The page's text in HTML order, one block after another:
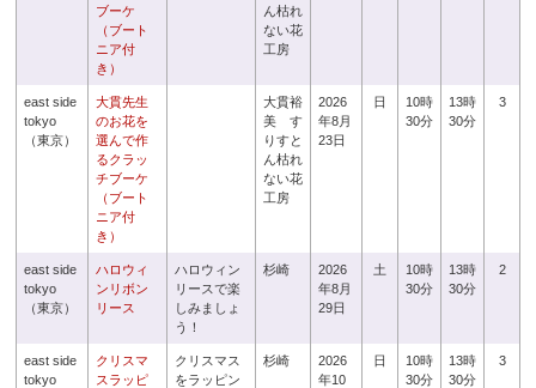
ブーケ
（ブート
ニア付
き）
ん枯れ
ない花
工房
east side
tokyo
（東京）
大貫先生
のお花を
選んで作
るクラッ
チブーケ
（ブート
ニア付
き）
大貫裕
美 す
りすと
ん枯れ
ない花
工房
2026
年8月
23日
日
10時
30分
13時
30分
3
east side
tokyo
（東京）
ハロウィ
ンリボン
リース
ハロウィン
リースで楽
しみましょ
う！
杉崎
2026
年8月
29日
土
10時
30分
13時
30分
2
east side
tokyo
クリスマ
スラッピ
クリスマス
をラッピン
杉崎
2026
年10
日
10時
30分
13時
30分
3